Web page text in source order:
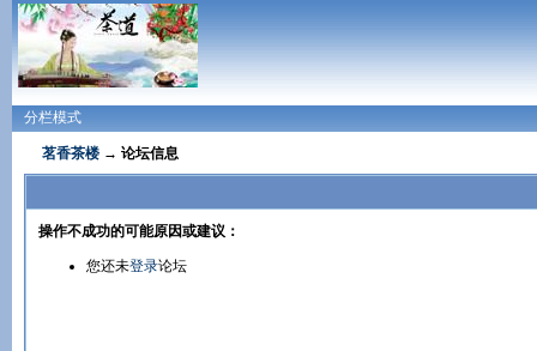
分栏模式
茗香茶楼 → 论坛信息
操作不成功的可能原因或建议：
您还未登录论坛